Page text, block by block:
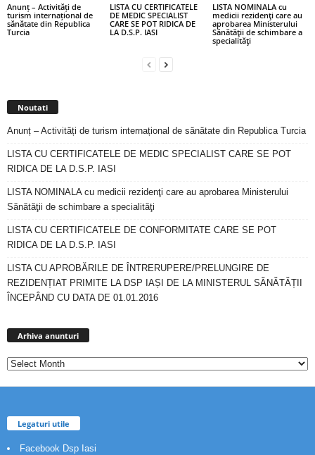
Anunț – Activități de
turism internațional de
sănătate din Republica
Turcia
LISTA CU CERTIFICATELE
DE MEDIC SPECIALIST
CARE SE POT RIDICA DE
LA D.S.P. IASI
LISTA NOMINALA cu
medicii rezidenţi care au
aprobarea Ministerului
Sănătăţii de schimbare a
specialităţi
Noutati
Anunț – Activități de turism internațional de sănătate din Republica Turcia
LISTA CU CERTIFICATELE DE MEDIC SPECIALIST CARE SE POT
RIDICA DE LA D.S.P. IASI
LISTA NOMINALA cu medicii rezidenţi care au aprobarea Ministerului
Sănătăţii de schimbare a specialităţi
LISTA CU CERTIFICATELE DE CONFORMITATE CARE SE POT
RIDICA DE LA D.S.P. IASI
LISTA CU APROBĂRILE DE ÎNTRERUPERE/PRELUNGIRE DE
REZIDENȚIAT PRIMITE LA DSP IAȘI DE LA MINISTERUL SĂNĂTĂȚII
ÎNCEPÂND CU DATA DE 01.01.2016
Arhiva anunturi
Legaturi utile
Facebook Dsp Iasi